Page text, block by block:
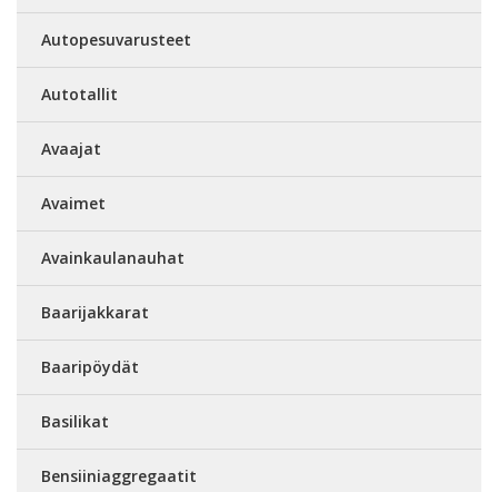
Autopesuvarusteet
Autotallit
Avaajat
Avaimet
Avainkaulanauhat
Baarijakkarat
Baaripöydät
Basilikat
Bensiiniaggregaatit